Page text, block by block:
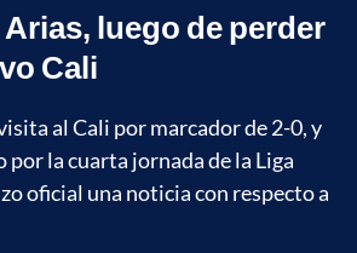
luego de perder
Cali
al Cali por marcador de 2-0, y
la cuarta jornada de la Liga
oficial una noticia con respecto a